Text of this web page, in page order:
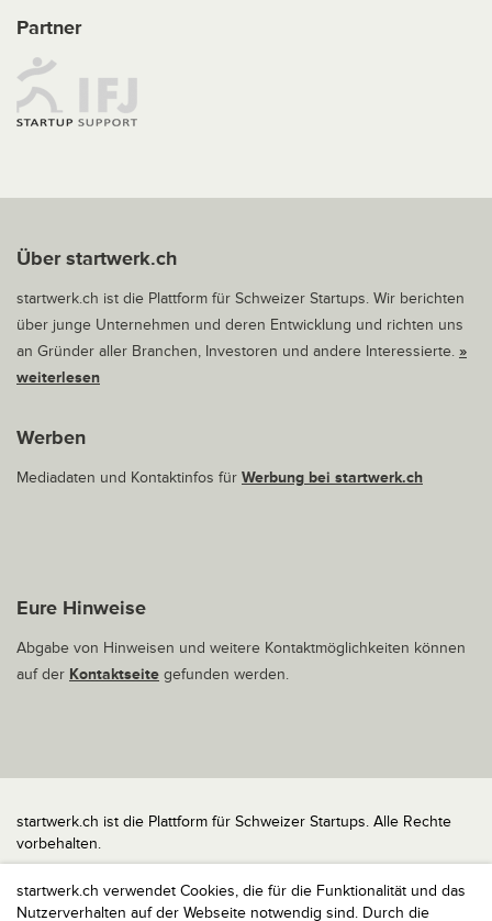
startwerk.ch verwendet Cookies, die für die Funktionalität und das
Nutzerverhalten auf der Webseite notwendig sind. Durch die
Partner
Über startwerk.ch
startwerk.ch ist die Plattform für Schweizer Startups. Wir berichten
über junge Unternehmen und deren Entwicklung und richten uns
an Gründer aller Branchen, Investoren und andere Interessierte. »
weiterlesen
Werben
Mediadaten und Kontaktinfos für Werbung bei startwerk.ch
Eure Hinweise
Abgabe von Hinweisen und weitere Kontaktmöglichkeiten können
auf der Kontaktseite gefunden werden.
startwerk.ch ist die Plattform für Schweizer Startups. Alle Rechte
vorbehalten.
Impressum
Kontakt